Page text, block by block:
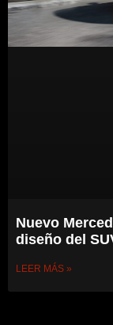
Nuevo
diseño del
LEER MÁS »